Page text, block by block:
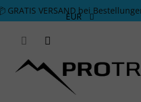
Zum Inhalt springen
GRATIS VERSAND bei
EUR